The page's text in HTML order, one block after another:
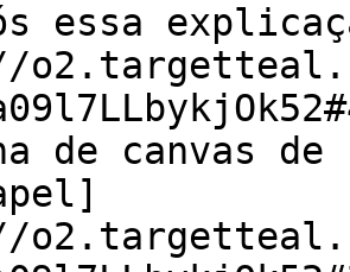
essa
de canvas de